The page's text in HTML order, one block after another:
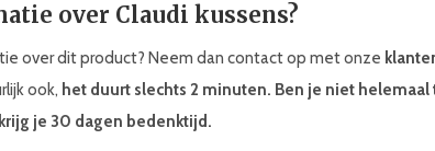
over Claudi kussens?
over dit product? Neem dan contact op met onze
ook, het duurt slechts 2 minuten. Ben je niet
je 30 dagen bedenktijd.